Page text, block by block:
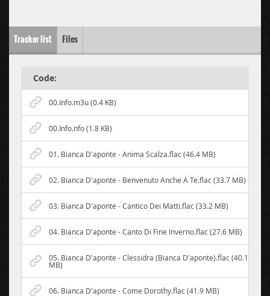
Tracker list Files
Code:
00.Info.m3u (0.4 KB)
00.Info.nfo (1.8 KB)
01. Bianca D'aponte - Anima Scalza.flac (46.4 MB)
02. Bianca D'aponte - Benvenuto Anche A Te.flac (33.7 MB)
03. Bianca D'aponte - Cantico Dei Matti.flac (33.2 MB)
04. Bianca D'aponte - Canto Di Fine Inverno.flac (27.6 MB)
05. Bianca D'aponte - Clessidra (Bianca D'aponte).flac (40.1
MB)
06. Bianca D'aponte - Come Dorothy.flac (41.9 MB)